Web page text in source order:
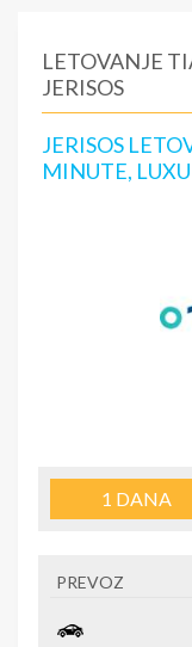
LETOVANJE
JERISOS
JERISOS
MINUTE,
1 DANA
PREVOZ